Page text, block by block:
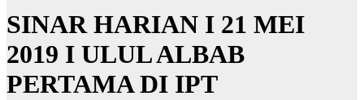
SINAR HARIAN I 21 MEI
2019 I ULUL ALBAB
PERTAMA DI IPT